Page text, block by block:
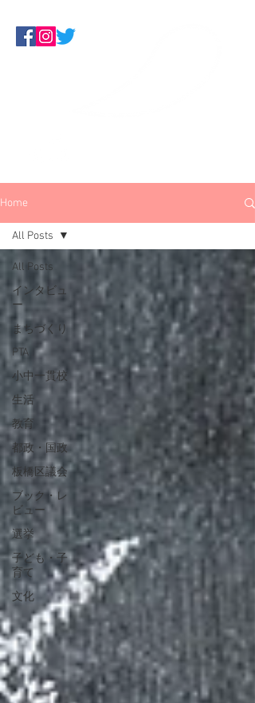
Home
All Posts
インタビュ
ー
まちづくり
PTA
小中一貫校
生活
教育
都政・国政
板橋区議会
ブック・レ
ビュー
選挙
子ども・子
育て
文化
All Posts